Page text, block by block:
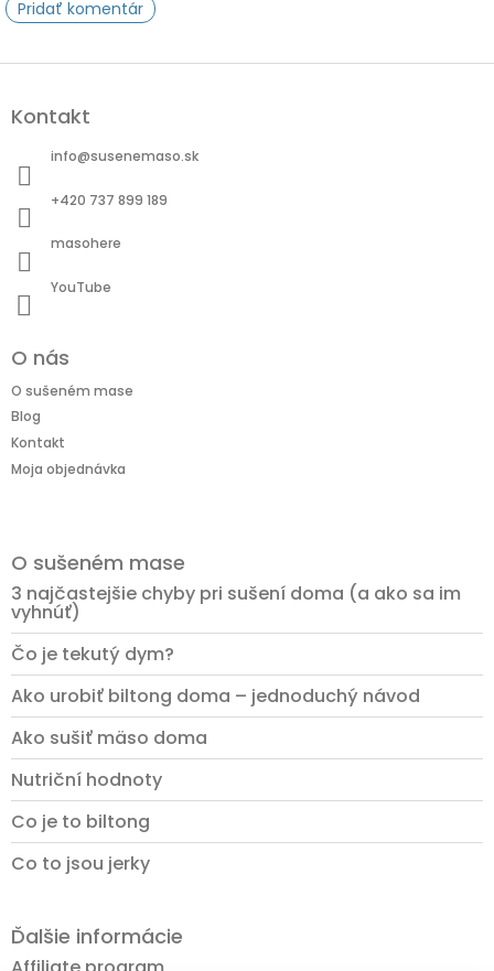
Pridať komentár
pKontakt
info@susenemaso.sk
+420 737 899 189
masohere
YouTube
O nás
O sušeném mase
Blog
Kontakt
Moja objednávka
O sušeném mase
3 najčastejšie chyby pri sušení doma (a ako sa im
vyhnúť)
Čo je tekutý dym?
Ako urobiť biltong doma – jednoduchý návod
Ako sušiť mäso doma
Nutriční hodnoty
Co je to biltong
Co to jsou jerky
Ďalšie informácie